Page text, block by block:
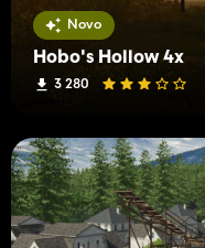
Novo
Hobo's Hollow 4x
3 280